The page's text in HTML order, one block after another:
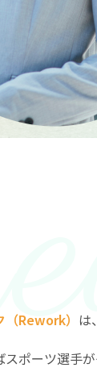
（Rework） は
スポーツ選手